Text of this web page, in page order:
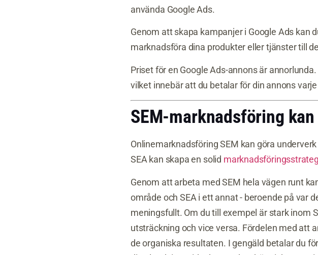
använda Google Ads.
Genom att skapa kampanjer i Google Ads kan
marknadsföra dina produkter eller tjänster till
Priset för en Google Ads-annons är
vilket innebär att du betalar för din annons
SEM-marknadsföring
Onlinemarknadsföring SEM kan göra
SEA kan skapa en solid
Genom att arbeta med SEM hela vägen runt
område och SEA i ett annat - beroende på var
meningsfullt. Om du till exempel är stark inom
utsträckning och vice versa. Fördelen med att
de organiska resultaten. I gengäld betalar du